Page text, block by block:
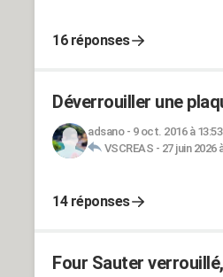
16 réponses
Déverrouiller une
adsano- 9 oct. 2016 à 13:53
VSCREAS - 27 juin 2026
14 réponses
Four Sauter